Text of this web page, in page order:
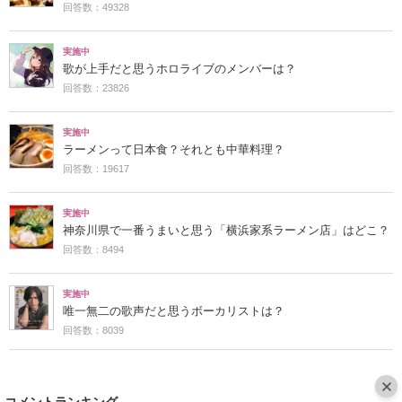
回答数：49328
実施中
歌が上手だと思うホロライブのメンバーは？
回答数：23826
実施中
ラーメンって日本食？それとも中華料理？
回答数：19617
実施中
神奈川県で一番うまいと思う「横浜家系ラーメン店」はどこ？
回答数：8494
実施中
唯一無二の歌声だと思うボーカリストは？
回答数：8039